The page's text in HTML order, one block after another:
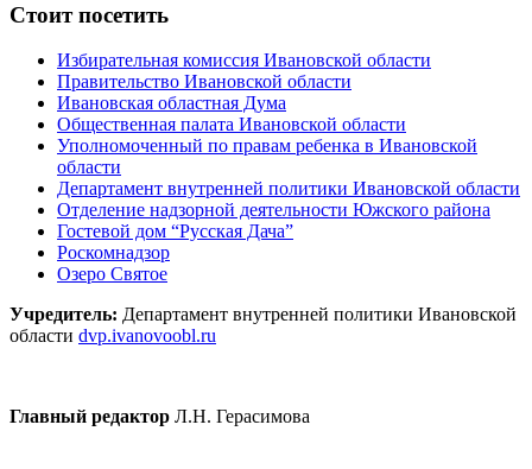
Стоит посетить
Избирательная комиссия Ивановской области
Правительство Ивановской области
Ивановская областная Дума
Общественная палата Ивановской области
Уполномоченный по правам ребенка в Ивановской
области
Департамент внутренней политики Ивановской области
Отделение надзорной деятельности Южского района
Гостевой дом “Русская Дача”
Роскомнадзор
Озеро Святое
Учредитель: Департамент внутренней политики Ивановской
области dvp.ivanovoobl.ru
Главный редактор Л.Н. Герасимова